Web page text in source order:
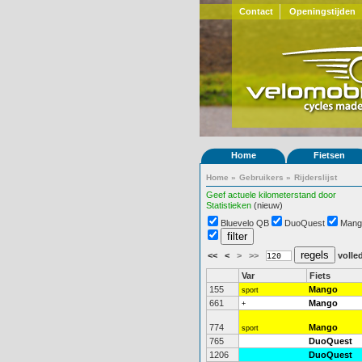
Contact Openingstijden
Home Fietsen
Home » Gebruikers » Rijderslijst
Geef actuele kilometerstand door
Statistieken (nieuw)
Bluevelo QB
DuoQuest
<< < > >>
Var
Fiets
155
sport
Mango
661
+ Mango
774 sport
Mango
765
DuoQuest
1206
DuoQuest